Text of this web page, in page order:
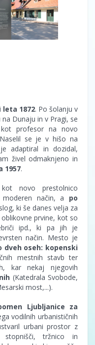
leta 1872. Po šolanju v
Dunaju in v Pragi, se
profesor na novo
se je v hišo na
adaptiral in dozidal,
živel odmaknjeno in
1957.
novo prestolnico
moderen način, a po
ki še danes velja za
prvine, kot so
ipd., ki pa jih je
način. Mesto je
dveh oseh: kopenski
mestnih stavb ter
kar nekaj njegovih
(Katedrala Svobode,
most,...).
Ljubljanice za
vodilnih urbanističnih
urbani prostor z
stopnišči, tržnico in